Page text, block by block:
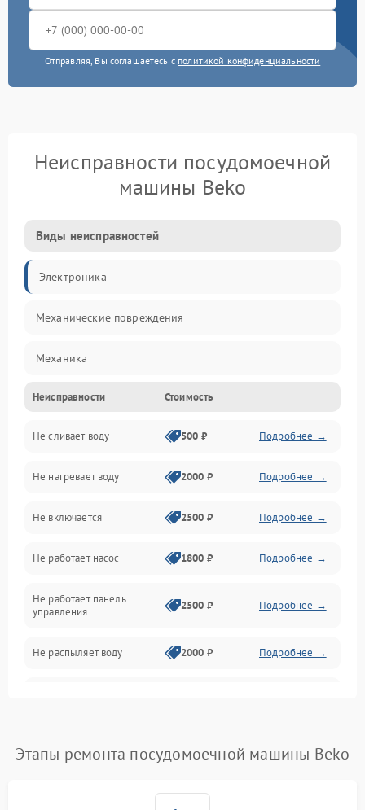
Отправляя, Вы соглашаетесь с политикой конфиденциальности
Неисправности посудомоечной
машины Beko
Виды неисправностей
Электроника
Механические повреждения
Механика
Управление
Электропитание
Датчики
Нагрев
Вода
Гигиена
Программное обеспечение
Неисправности Стоимость
Не сливает воду 500 ₽ Подробнее →
Не нагревает воду 2000 ₽ Подробнее →
Не включается 2500 ₽ Подробнее →
Не работает насос 1800 ₽ Подробнее →
Не работает панель
управления
2500 ₽ Подробнее →
Не распыляет воду 2000 ₽ Подробнее →
воды
1800 ₽ Подробнее →
Этапы ремонта посудомоечной машины Beko